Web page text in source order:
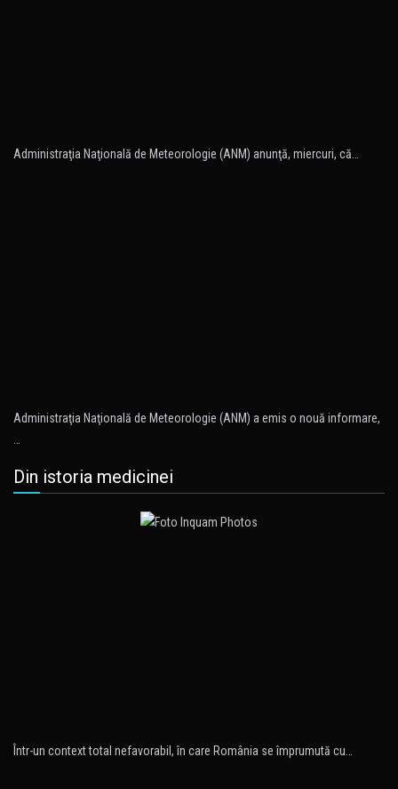
Administraţia Naţională de Meteorologie (ANM) anunţă, miercuri, că…
Administraţia Naţională de Meteorologie (ANM) a emis o nouă informare,
Din istoria medicinei
Într-un context total nefavorabil, în care România se împrumută cu…